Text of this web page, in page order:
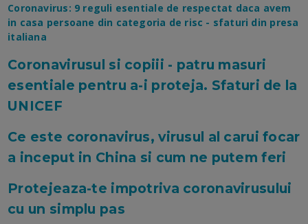
Coronavirus: 9 reguli esentiale de respectat daca avem
in casa persoane din categoria de risc - sfaturi din presa
italiana
Coronavirusul si copiii - patru masuri
esentiale pentru a-i proteja. Sfaturi de la
UNICEF
Ce este coronavirus, virusul al carui focar
a inceput in China si cum ne putem feri
Protejeaza-te impotriva coronavirusului
cu un simplu pas